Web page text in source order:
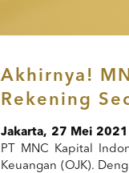
Akhirnya!
Rekening
Jakarta, 27 Mei 2021
PT MNC Kapital
Keuangan (OJK).